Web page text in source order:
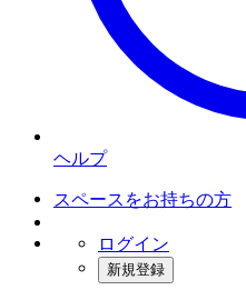
ヘルプ
スペースをお持ちの方
ログイン
新規登録